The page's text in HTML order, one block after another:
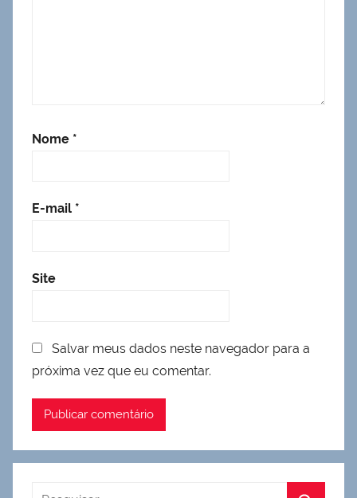
Nome *
E-mail *
Site
Salvar meus dados neste navegador para a
próxima vez que eu comentar.